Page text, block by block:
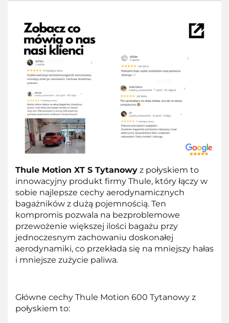
Thule Motion XT S Tytanowy z połyskiem to
innowacyjny produkt firmy Thule, który łączy w
sobie najlepsze cechy aerodynamicznych
bagażników z dużą pojemnością. Ten
kompromis pozwala na bezproblemowe
przewożenie większej ilości bagażu przy
jednoczesnym zachowaniu doskonałej
aerodynamiki, co przekłada się na mniejszy hałas
i mniejsze zużycie paliwa.
Główne cechy Thule Motion 600 Tytanowy z
połyskiem to: